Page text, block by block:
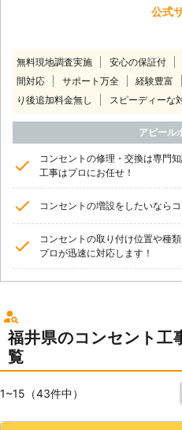
公式
無料現地調査実施 安心の保証付
間対応
サポート万全 経験豊富
り後追加料金無し
スピーディーな
アピール
コンセントの修理・交換は専門
工事はプロにお任せ！
コンセントの増設をしたいなら
コンセントの取り付け位置や種
プロが迅速に対応します！
福井県のコンセント工
覧
1~15（43件中）